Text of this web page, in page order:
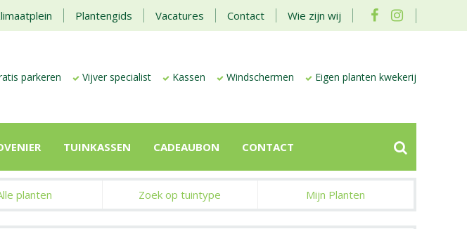
Plantengids Vacatures Contact Wie zijn wij
parkeren Vijver specialist Kassen Windschermen Eigen planten kwekerij
TUINKASSEN CADEAUBON CONTACT
planten Zoek op tuintype Mijn Planten